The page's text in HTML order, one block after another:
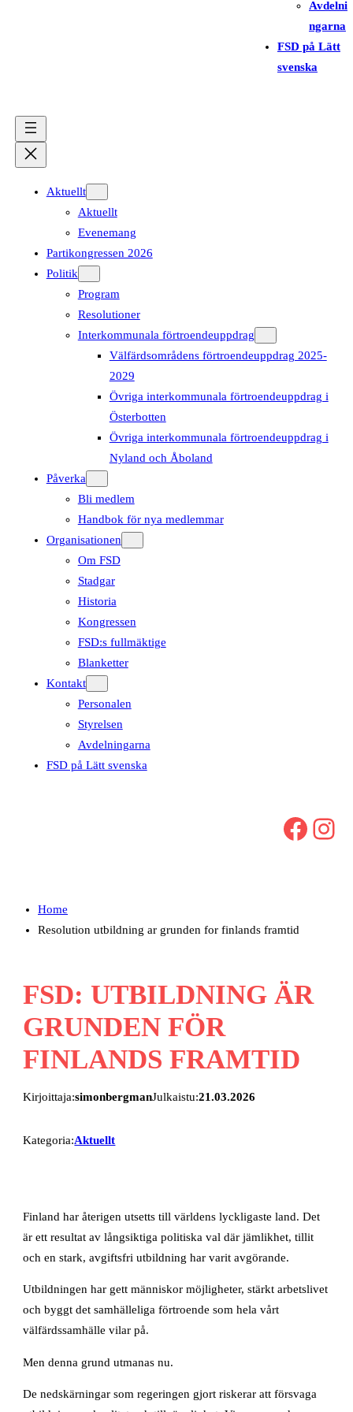
Avdelni
ngarna
FSD på Lätt
svenska
Aktuellt
Aktuellt
Evenemang
Partikongressen 2026
Politik
Program
Resolutioner
Interkommunala förtroendeuppdrag
Välfärdsområdens förtroendeuppdrag 2025-
2029
Övriga interkommunala förtroendeuppdrag i
Österbotten
Övriga interkommunala förtroendeuppdrag i
Nyland och Åboland
Påverka
Bli medlem
Handbok för nya medlemmar
Organisationen
Om FSD
Stadgar
Historia
Kongressen
FSD:s fullmäktige
Blanketter
Kontakt
Personalen
Styrelsen
Avdelningarna
FSD på Lätt svenska
Facebook Instagram
Home
Resolution utbildning ar grunden for finlands framtid
FSD: UTBILDNING ÄR
GRUNDEN FÖR
FINLANDS FRAMTID
Kirjoittaja:simonbergmanJulkaistu:21.03.2026
Kategoria:Aktuellt
Finland har återigen utsetts till världens lyckligaste land. Det
är ett resultat av långsiktiga politiska val där jämlikhet, tillit
och en stark, avgiftsfri utbildning har varit avgörande.
Utbildningen har gett människor möjligheter, stärkt arbetslivet
och byggt det samhälleliga förtroende som hela vårt
välfärdssamhälle vilar på.
Men denna grund utmanas nu.
De nedskärningar som regeringen gjort riskerar att försvaga